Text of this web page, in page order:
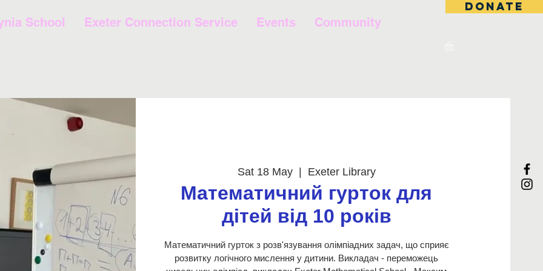
DONATE
School Exeter Connection Service Events Community
Sat 18 May
  |
Exeter Library
Математичний гурток для
дітей від 10 років
Математичний гурток з розв'язування олімпіадних задач, що сприяє
розвитку логічного мислення у дитини. Викладач - переможець